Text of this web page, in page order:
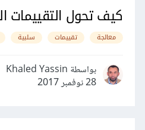
كيف تحول التقييمات
معالجة تقييمات سلبية
بواسطة Khaled Yassin
28 نوفمبر 2017